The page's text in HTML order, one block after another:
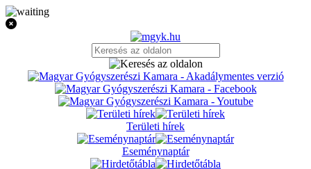
Területi hírek
Eseménynaptár